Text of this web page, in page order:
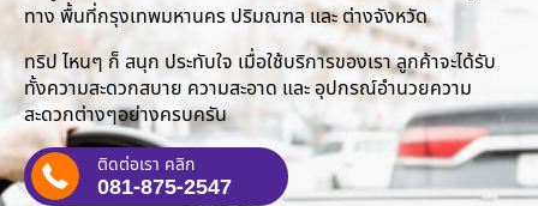
ทาง พื้นที่กรุงเทพมหานคร ปริมณฑล และ ต่างจังหวัด
ทริป ไหนๆ ก็ สนุก ประทับใจ เมื่อใช้บริการของเรา ลูกค้าจะได้รับ
ทั้งความสะดวกสบาย ความสะอาด และ อุปกรณ์อำนวยความ
สะดวกต่างๆอย่างครบครัน
ติดต่อเรา คลิก
081-875-2547